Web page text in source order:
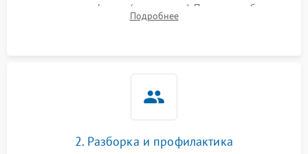
наличия артефактов (точки, пятна). Проверка работы
системы охлаждения по уровню шума вентиляторов.
Подробнее
2. Разборка и профилактика